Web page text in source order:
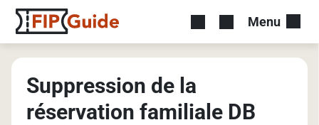
Menu
Suppression de la
réservation familiale DB